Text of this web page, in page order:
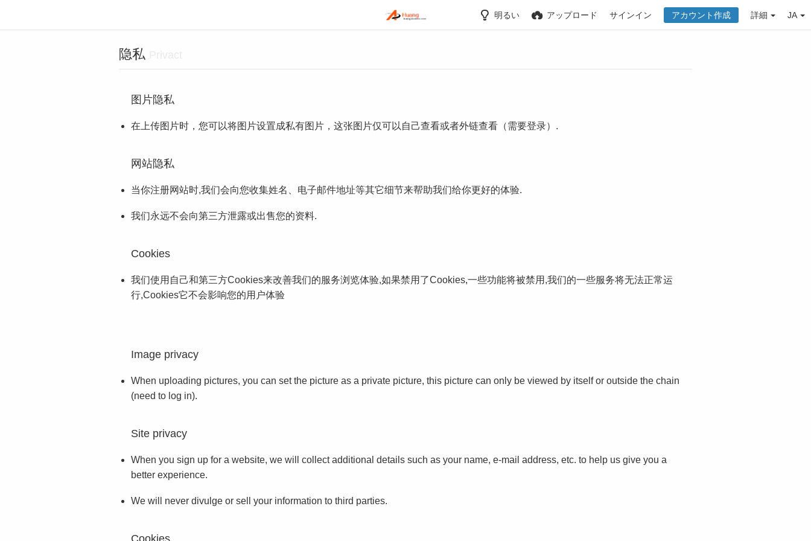
明るい アップロード サインイン アカウント作成 詳細 JA
隐私
图片隐私
在上传图片时，您可以将图片设置成私有图片，这张图片仅可以自己查看或者外链查看（需要登录）.
网站隐私
当你注册网站时,我们会向您收集姓名、电子邮件地址等其它细节来帮助我们给你更好的体验.
我们永远不会向第三方泄露或出售您的资料.
Cookies
我们使用自己和第三方Cookies来改善我们的服务浏览体验,如果禁用了Cookies,一些功能将被禁用,我们的一些服务将无法正常运
行,Cookies它不会影响您的用户体验
Image privacy
When uploading pictures, you can set the picture as a private picture, this picture can only be viewed by itself or outside the chain
(need to log in).
Site privacy
When you sign up for a website, we will collect additional details such as your name, e-mail address, etc. to help us give you a
better experience.
We will never divulge or sell your information to third parties.
Cookies